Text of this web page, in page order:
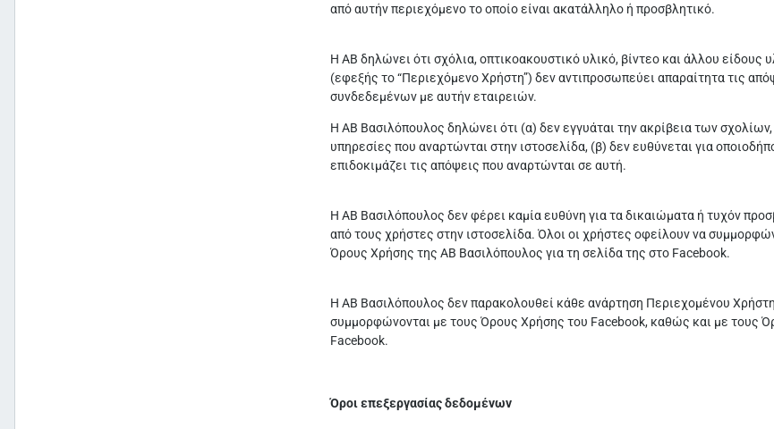
από αυτήν περιεχόμενο το οποίο είναι ακατάλληλο ή προσβλητικό.
Η ΑΒ δηλώνει ότι σχόλια, οπτικοακουστικό υλικό, βίντεο και άλλου είδους
(εφεξής το “Περιεχόμενο Χρήστη”) δεν αντιπροσωπεύει απαραίτητα τις
συνδεδεμένων με αυτήν εταιρειών.
Η ΑΒ Βασιλόπουλος δηλώνει ότι (α) δεν εγγυάται την ακρίβεια των
υπηρεσίες που αναρτώνται στην ιστοσελίδα, (β) δεν ευθύνεται για
επιδοκιμάζει τις απόψεις που αναρτώνται σε αυτή.
Η ΑΒ Βασιλόπουλος δεν φέρει καμία ευθύνη για τα δικαιώματα ή τυχόν
από τους χρήστες στην ιστοσελίδα. Όλοι οι χρήστες οφείλουν να
Όρους Χρήσης της ΑΒ Βασιλόπουλος για τη σελίδα της στο Facebook.
Η ΑΒ Βασιλόπουλος δεν παρακολουθεί κάθε ανάρτηση Περιεχομένου
συμμορφώνονται με τους Όρους Χρήσης του Facebook, καθώς και με τους
Facebook.
Όροι επεξεργασίας δεδομένων